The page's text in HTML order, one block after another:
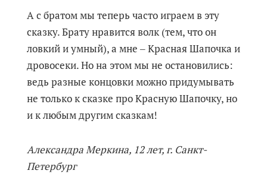
А с братом мы теперь часто играем в эту
сказку. Брату нравится волк (тем, что он
ловкий и умный), а мне ‒ Красная Шапочка и
дровосеки. Но на этом мы не остановились:
ведь разные концовки можно придумывать
не только к сказке про Красную Шапочку, но
и к любым другим сказкам!
Александра Меркина, 12 лет, г. Санкт-
Петербург